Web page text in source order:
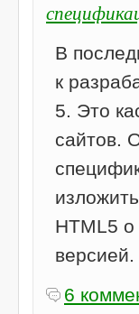
В
к
5. Это
сайтов.
HTML5
версией.
6